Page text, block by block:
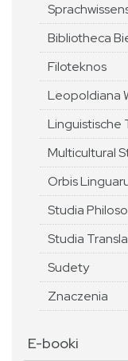
Bibliotheca
Filoteknos
Leopoldiana
Linguistische
Multicultural
Orbis
Studia
Studia
Sudety
Znaczenia
E-booki